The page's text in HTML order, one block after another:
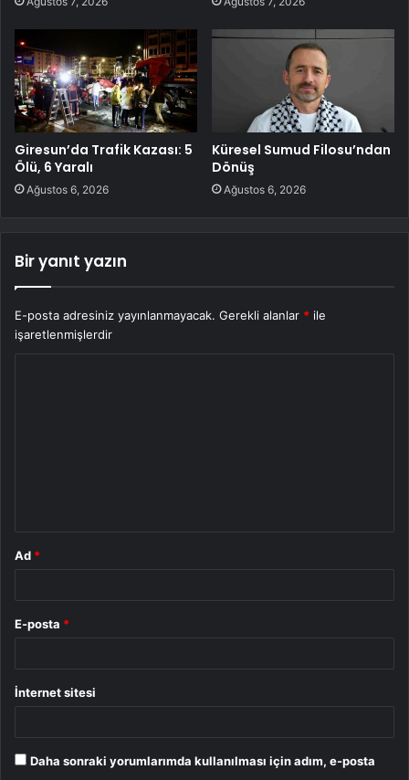
Giresun’da Trafik Kazası: 5
Ölü, 6 Yaralı
Ağustos 6, 2026
Küresel Sumud Filosu’ndan
Dönüş
Ağustos 6, 2026
Bir yanıt yazın
E-posta adresiniz yayınlanmayacak. Gerekli alanlar * ile
işaretlenmişlerdir
Ad *
E-posta *
İnternet sitesi
Daha sonraki yorumlarımda kullanılması için adım, e-posta